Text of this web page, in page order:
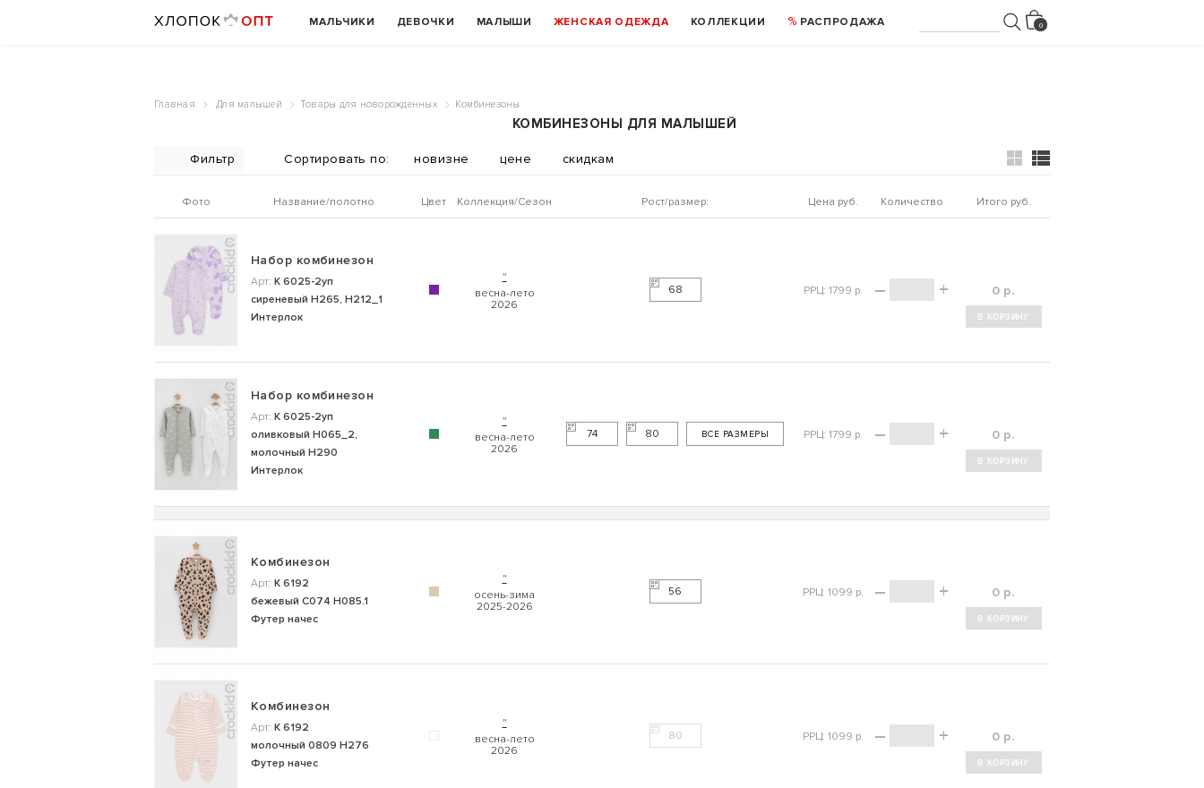
МАЛЬЧИКИ ДЕВОЧКИ МАЛЫШИ ЖЕНСКАЯ ОДЕЖДА КОЛЛЕКЦИИ РАСПРОДАЖА
Главная Для малышей Товары для новорожденных Комбинезоны
КОМБИНЕЗОНЫ ДЛЯ МАЛЫШЕЙ
Фильтр новизне цене скидкам
Фото Название/полотно Цвет Коллекция Рост/размер: Цена руб. Количество Итого руб.
Набор комбинезон
Арт: К 6025-2уп
сиреневый Н265, Н212_1
Интерлок
"
68
РРЦ: 1799 р. – + р.
Набор комбинезон
Арт: К 6025-2уп
оливковый Н065_2,
молочный Н290
Интерлок
"
74
80 ВСЕ РАЗМЕРЫ РРЦ: 1799 р. – + р.
Комбинезон
Арт: К 6192
бежевый С074 Н085.1
Футер начес
"
56
РРЦ: 1099 р. – + р.
Комбинезон
Арт: К 6192
молочный 0809 Н276
Футер начес
"
80
РРЦ: 1099 р. – + р.